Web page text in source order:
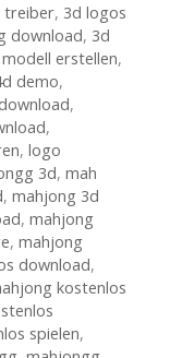
treiber, 3d logos
download, 3d
erstellen,
demo,
,
,
, logo
3d, mah
, mahjong 3d
, mahjong
, mahjong
download,
kostenlos
spielen,